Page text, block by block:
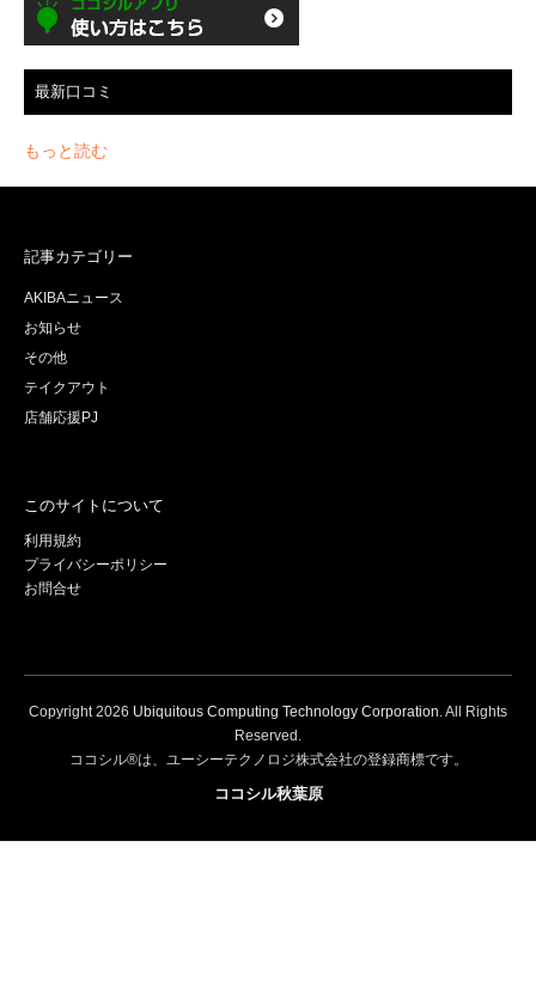
最新口コミ
もっと読む
記事カテゴリー
AKIBAニュース
お知らせ
その他
テイクアウト
店舗応援PJ
このサイトについて
利用規約
プライバシーポリシー
お問合せ
Copyright2026 Ubiquitous Computing Technology Corporation . All Rights
Reserved.
ココシル®は、ユーシーテクノロジ株式会社の登録商標です。
ココシル秋葉原